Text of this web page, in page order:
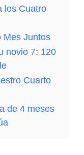
los Cuatro
Mes Juntos
novio 7: 120
Cuarto
de 4 meses